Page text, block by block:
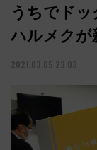
うちでドッ
ハルメクが
2021.03.05 23:03